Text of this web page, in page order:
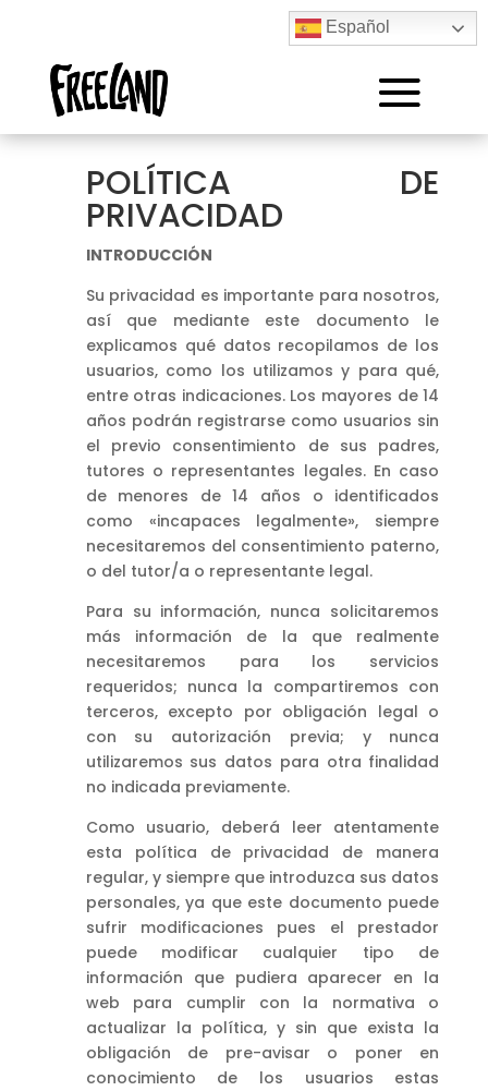
Español
POLÍTICA DE
PRIVACIDAD
INTRODUCCIÓN
Su privacidad es importante para nosotros,
así que mediante este documento le
explicamos qué datos recopilamos de los
usuarios, como los utilizamos y para qué,
entre otras indicaciones. Los mayores de 14
años podrán registrarse como usuarios sin
el previo consentimiento de sus padres,
tutores o representantes legales. En caso
de menores de 14 años o identificados
como «incapaces legalmente», siempre
necesitaremos del consentimiento paterno,
o del tutor/a o representante legal.
Para su información, nunca solicitaremos
más información de la que realmente
necesitaremos para los servicios
requeridos; nunca la compartiremos con
terceros, excepto por obligación legal o
con su autorización previa; y nunca
utilizaremos sus datos para otra finalidad
no indicada previamente.
Como usuario, deberá leer atentamente
esta política de privacidad de manera
regular, y siempre que introduzca sus datos
personales, ya que este documento puede
sufrir modificaciones pues el prestador
puede modificar cualquier tipo de
información que pudiera aparecer en la
web para cumplir con la normativa o
actualizar la política, y sin que exista la
obligación de pre-avisar o poner en
conocimiento de los usuarios estas
Day Pass: tu puesto de trabajo en nuestras
20,00€
Full Equipped Day Pass: Escritorio con silla
30,00€
MODO TEST